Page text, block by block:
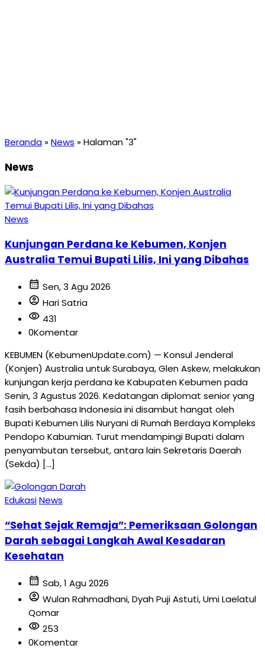
Beranda »News »Halaman "3"
News
News
Kunjungan Perdana ke Kebumen, Konjen
Australia Temui Bupati Lilis, Ini yang Dibahas
calendar_month Sen, 3 Agu 2026
account_circle Hari Satria
visibility 431
0Komentar
KEBUMEN (KebumenUpdate.com) — Konsul Jenderal
(Konjen) Australia untuk Surabaya, Glen Askew, melakukan
kunjungan kerja perdana ke Kabupaten Kebumen pada
Senin, 3 Agustus 2026. Kedatangan diplomat senior yang
fasih berbahasa Indonesia ini disambut hangat oleh
Bupati Kebumen Lilis Nuryani di Rumah Berdaya Kompleks
Pendopo Kabumian. Turut mendampingi Bupati dalam
penyambutan tersebut, antara lain Sekretaris Daerah
(Sekda) […]
EdukasiNews
“Sehat Sejak Remaja”: Pemeriksaan Golongan
Darah sebagai Langkah Awal Kesadaran
Kesehatan
calendar_month Sab, 1 Agu 2026
account_circle Wulan Rahmadhani, Dyah Puji Astuti, Umi Laelatul
Qomar
visibility 253
0Komentar